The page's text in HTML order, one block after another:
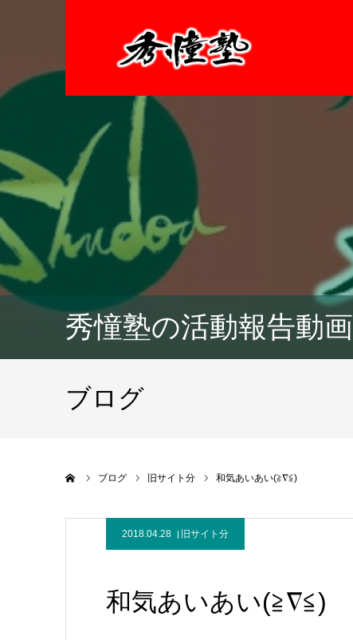
秀憧塾の活動報告動画
ブログ
ブログ 旧サイト分 和気あいあい(≧∇≦)
2018.04.28 旧サイト分
和気あいあい(≧∇≦)